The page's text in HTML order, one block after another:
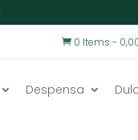
 0 Items -
Despensa